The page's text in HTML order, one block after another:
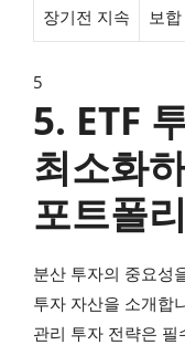
장기전 지속 보합
5
5. ETF
최소화
포트폴
분산 투자의 중요성
투자 자산을 소개합
관리 투자 전략은 필